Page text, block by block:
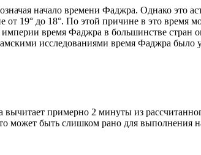
начало времени Фаджра. Однако это
от 19° до 18°. По этой причине в это
империи время Фаджра в большинстве
исследованиями время Фаджра было
примерно 2 минуты из
может быть слишком рано для выполнения